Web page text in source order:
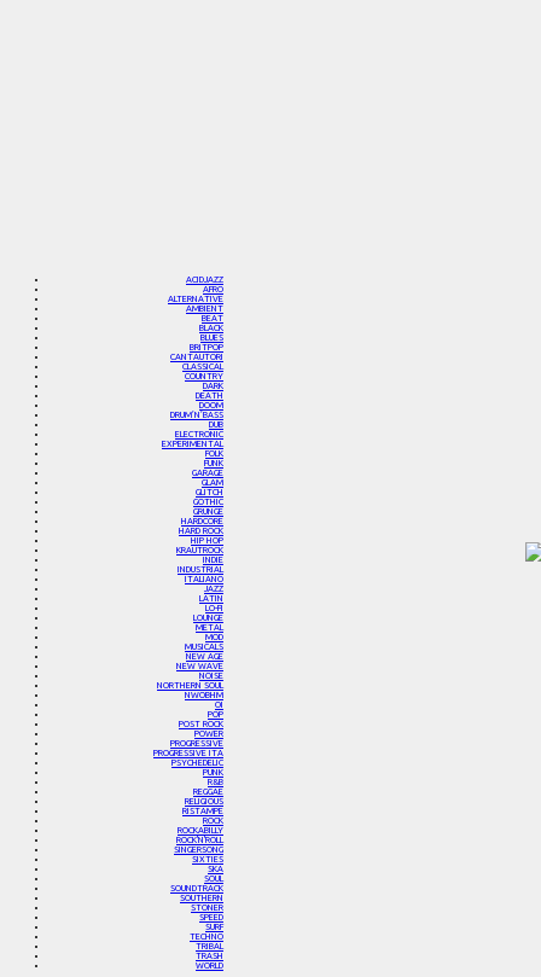
ACIDJAZZ
AFRO
ALTERNATIVE
AMBIENT
BEAT
BLACK
BLUES
BRITPOP
CANTAUTORI
CLASSICAL
COUNTRY
DARK
DEATH
DOOM
DRUM’N’BASS
DUB
ELECTRONIC
EXPERIMENTAL
FOLK
FUNK
GARAGE
GLAM
GLITCH
GOTHIC
GRUNGE
HARDCORE
HARD ROCK
HIP HOP
KRAUTROCK
INDIE
INDUSTRIAL
ITALIANO
JAZZ
LATIN
LO-FI
LOUNGE
METAL
MOD
MUSICALS
NEW AGE
NEW WAVE
NOISE
NORTHERN SOUL
NWOBHM
OI
POP
POST ROCK
POWER
PROGRESSIVE
PROGRESSIVE ITA
PSYCHEDELIC
PUNK
R&B
REGGAE
RELIGIOUS
RISTAMPE
ROCK
ROCKABILLY
ROCK'N'ROLL
SINGERSONG
SIXTIES
SKA
SOUL
SOUNDTRACK
SOUTHERN
STONER
SPEED
SURF
TECHNO
TRIBAL
TRASH
WORLD